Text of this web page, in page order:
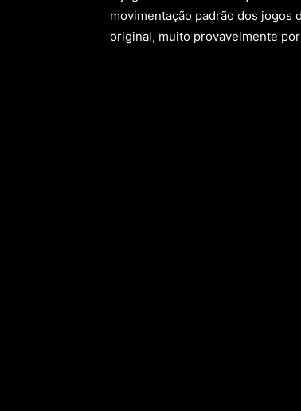
movimentação padrão dos jogos
original, muito provavelmente